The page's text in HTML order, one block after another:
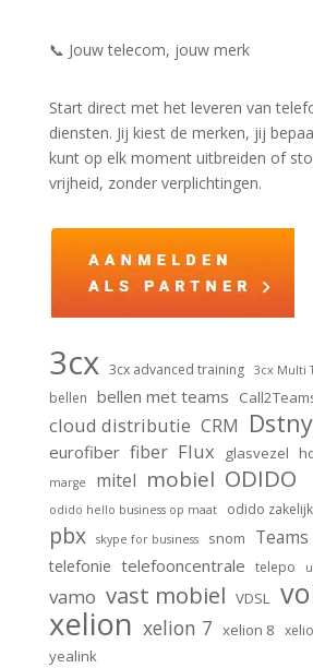
📞 Jouw telecom, jouw merk
Start direct met het leveren van
diensten. Jij kiest de merken, jij
kunt op elk moment uitbreiden of
vrijheid, zonder verplichtingen.
3cx 3cx advanced training 3cx Multi
bellen bellen met teams
cloud distributie CRM
eurofiber fiber Flux glasvezel
marge mitel mobiel ODIDO
odido hello business op maat odido zakelijk
pbx skype for business snom Teams
telefonie telefooncentrale telepo
vamo vast mobiel VDSL
xelion xelion 7 xelion 8
yealink